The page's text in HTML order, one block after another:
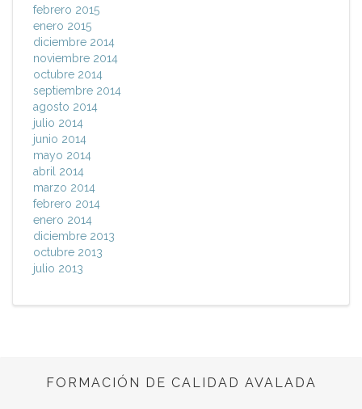
febrero 2015
enero 2015
diciembre 2014
noviembre 2014
octubre 2014
septiembre 2014
agosto 2014
julio 2014
junio 2014
mayo 2014
abril 2014
marzo 2014
febrero 2014
enero 2014
diciembre 2013
octubre 2013
julio 2013
FORMACIÓN DE CALIDAD AVALADA